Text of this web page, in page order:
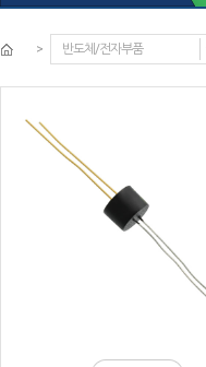
> 반도체/전자부품